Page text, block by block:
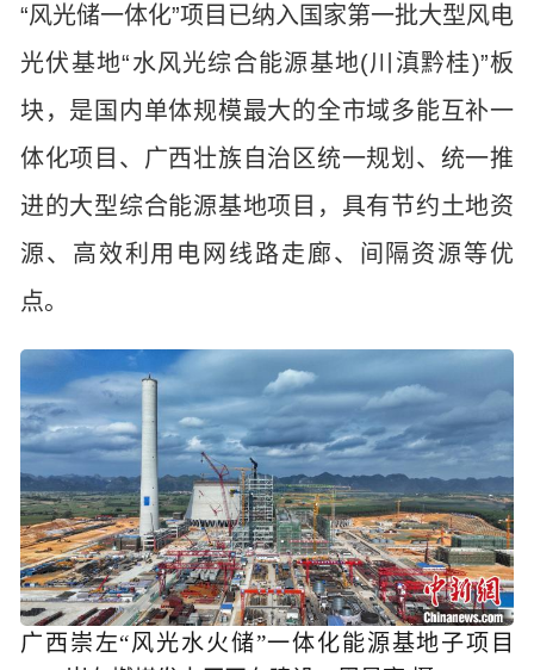
“风光储一体化”项目已纳入国家第一批大型风电
光伏基地“水风光综合能源基地(川滇黔桂)”板
块，是国内单体规模最大的全市域多能互补一
体化项目、广西壮族自治区统一规划、统一推
进的大型综合能源基地项目，具有节约土地资
源、高效利用电网线路走廊、间隔资源等优
点。
广西崇左“风光水火储”一体化能源基地子项目